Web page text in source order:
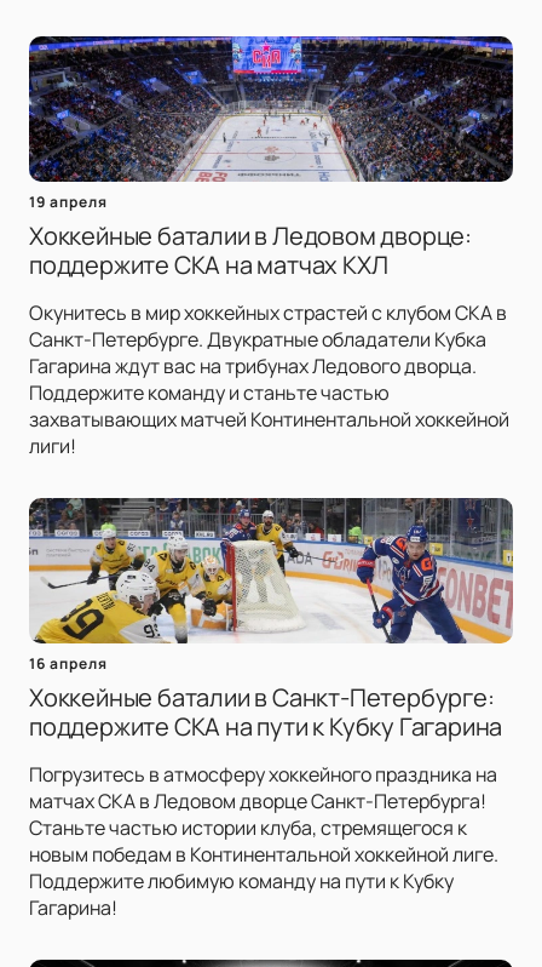
19 апреля
Хоккейные баталии в Ледовом дворце:
поддержите СКА на матчах КХЛ
Окунитесь в мир хоккейных страстей с клубом СКА в
Санкт-Петербурге. Двукратные обладатели Кубка
Гагарина ждут вас на трибунах Ледового дворца.
Поддержите команду и станьте частью
захватывающих матчей Континентальной хоккейной
лиги!
16 апреля
Хоккейные баталии в Санкт-Петербурге:
поддержите СКА на пути к Кубку Гагарина
Погрузитесь в атмосферу хоккейного праздника на
матчах СКА в Ледовом дворце Санкт-Петербурга!
Станьте частью истории клуба, стремящегося к
новым победам в Континентальной хоккейной лиге.
Поддержите любимую команду на пути к Кубку
Гагарина!